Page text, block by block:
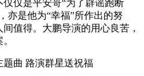
仅是平安哥“为了辟谣跑断
亦是他为“幸福”所作出的努
值得。大鹏导演的用心良苦，